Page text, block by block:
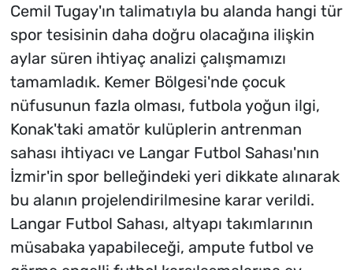
Cemil Tugay'ın talimatıyla bu alanda hangi tür
spor tesisinin daha doğru olacağına ilişkin
aylar süren ihtiyaç analizi çalışmamızı
tamamladık. Kemer Bölgesi'nde çocuk
nüfusunun fazla olması, futbola yoğun ilgi,
Konak'taki amatör kulüplerin antrenman
sahası ihtiyacı ve Langar Futbol Sahası'nın
İzmir'in spor belleğindeki yeri dikkate alınarak
bu alanın projelendirilmesine karar verildi.
Langar Futbol Sahası, altyapı takımlarının
müsabaka yapabileceği, ampute futbol ve